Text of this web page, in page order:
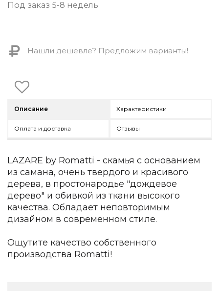
Контемпорари
По типу
Столы и столики
Мягкая мебель
Комоды и тумбы
Консоли
Мебель для HoReCa
Производство мебели на заказ Romatti
Корпусная мебель на заказ
Шкафы и гардеробные на заказ
Мебель для ванной
Офисная мебель
Детская мебель
Фитнес и wellness-оборудование
Коллекции
Под заказ 5-8 недель
Нашли дешевле? Предложим варианты!
Описание Характеристики
Оплата и доставка Отзывы
LAZARE by Romatti - скамья с основанием
из самана, очень твердого и красивого
дерева, в простонародье "дождевое
дерево" и обивкой из ткани высокого
качества. Обладает неповторимым
дизайном в современном стиле.
Ощутите качество собственного
производства Romatti!